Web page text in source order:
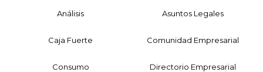
Análisis Asuntos Legales
Caja Fuerte Comunidad Empresarial
Consumo Directorio Empresarial